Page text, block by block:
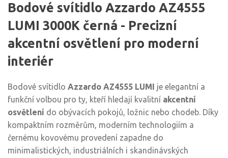
Bodové svítidlo Azzardo AZ4555
LUMI 3000K černá - Precizní
akcentní osvětlení pro moderní
interiér
Bodové svítidlo Azzardo AZ4555 LUMI je elegantní a
funkční volbou pro ty, kteří hledají kvalitní akcentní
osvětlení do obývacích pokojů, ložnic nebo chodeb. Díky
kompaktním rozměrům, moderním technologiím a
černému kovovému provedení zapadne do
minimalistických, industriálních i skandinávských